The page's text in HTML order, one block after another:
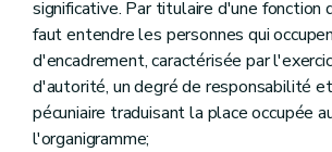
significative. Par titulaire d'une fonction
faut entendre les personnes qui
d'encadrement, caractérisée par
d'autorité, un degré de responsabilité
pécuniaire traduisant la place occupée
l'organigramme;